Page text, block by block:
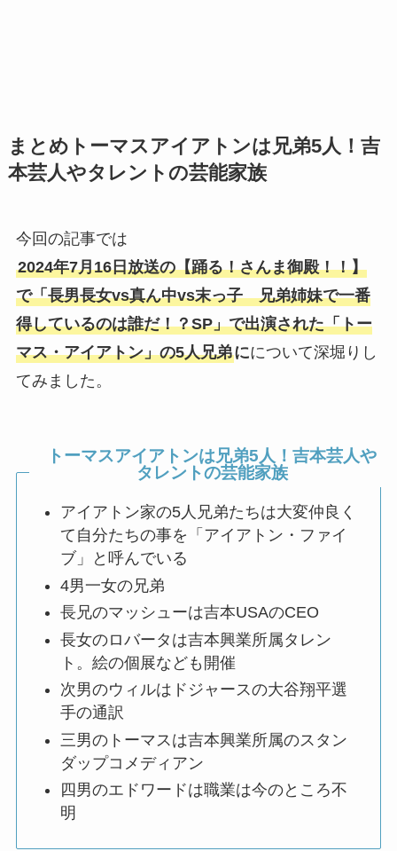
まとめトーマスアイアトンは兄弟5人！吉
本芸人やタレントの芸能家族
今回の記事では
2024年7月16日放送の【踊る！さんま御殿！！】
で「長男長女vs真ん中vs末っ子 兄弟姉妹で一番
得しているのは誰だ！？SP」で出演された「トー
マス・アイアトン」の5人兄弟にについて深堀りし
てみました。
トーマスアイアトンは兄弟5人！吉本芸人や
タレントの芸能家族
アイアトン家の5人兄弟たちは大変仲良く
て自分たちの事を「アイアトン・ファイ
ブ」と呼んでいる
4男一女の兄弟
長兄のマッシューは吉本USAのCEO
長女のロバータは吉本興業所属タレン
ト。絵の個展なども開催
次男のウィルはドジャースの大谷翔平選
手の通訳
三男のトーマスは吉本興業所属のスタン
ダップコメディアン
四男のエドワードは職業は今のところ不
明